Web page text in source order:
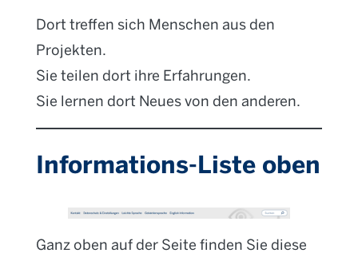
Dort treffen sich Menschen aus den
Projekten.
Sie teilen dort ihre Erfahrungen.
Sie lernen dort Neues von den anderen.
Informations-Liste oben
Ganz oben auf der Seite finden Sie diese